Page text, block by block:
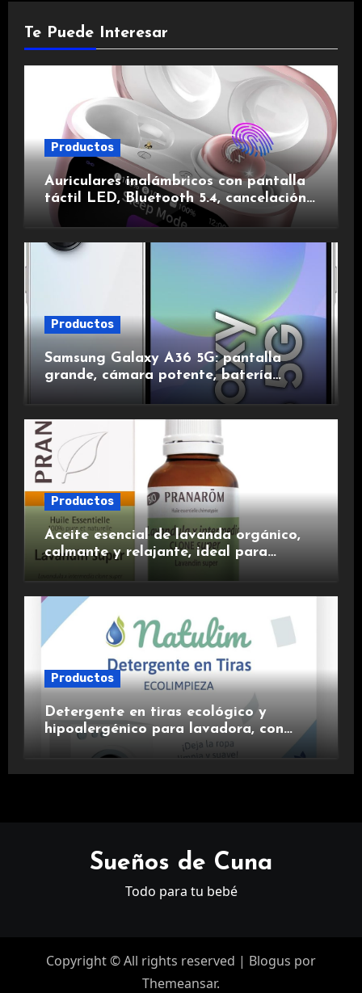
Te Puede Interesar
Productos
Auriculares inalámbricos con pantalla
táctil LED, Bluetooth 5.4, cancelación
de ruido, impermeables y de larga
duración.
Productos
Samsung Galaxy A36 5G: pantalla
grande, cámara potente, batería
duradera y carga rápida para una
experiencia premium.
Productos
Aceite esencial de lavanda orgánico,
calmante y relajante, ideal para
Productos
Detergente en tiras ecológico y
hipoalergénico para lavadora, con
suavizante incluido y fragancia de
Sueños de Cuna
Todo para tu bebé
Copyright © All rights reserved | Blogus por
Themeansar.